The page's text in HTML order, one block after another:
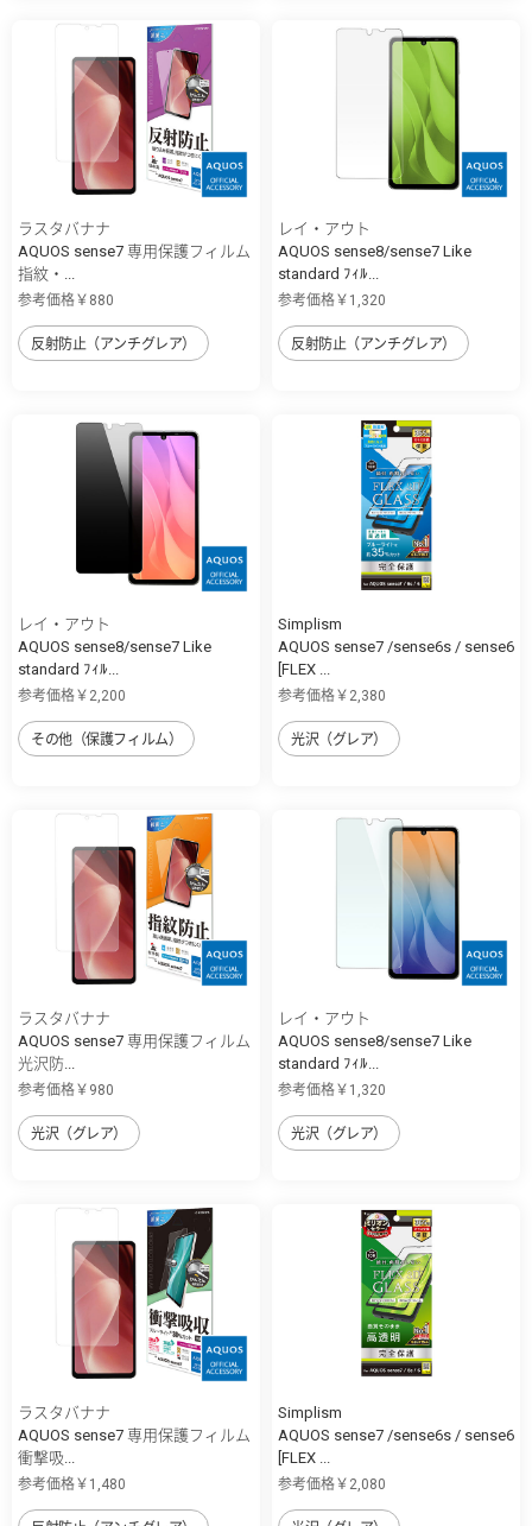
ラスタバナナ
AQUOS sense7 専用保護フィルム
指紋・...
参考価格￥880
反射防止（アンチグレア）
レイ・アウト
AQUOS sense8/sense7 Like
standard ﾌｨﾙ...
参考価格￥1,320
反射防止（アンチグレア）
レイ・アウト
AQUOS sense8/sense7 Like
standard ﾌｨﾙ...
参考価格￥2,200
その他（保護フィルム）
Simplism
AQUOS sense7 /sense6s / sense6
[FLEX ...
参考価格￥2,380
光沢（グレア）
ラスタバナナ
AQUOS sense7 専用保護フィルム
光沢防...
参考価格￥980
光沢（グレア）
レイ・アウト
AQUOS sense8/sense7 Like
standard ﾌｨﾙ...
参考価格￥1,320
光沢（グレア）
ラスタバナナ
AQUOS sense7 専用保護フィルム
衝撃吸...
参考価格￥1,480
Simplism
AQUOS sense7 /sense6s / sense6
[FLEX ...
参考価格￥2,080